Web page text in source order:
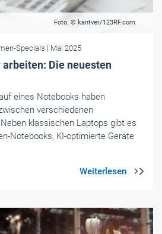
Foto: © kantver/123RF.com
Specials | Mai 2025
Die neuesten
eines Notebooks haben
verschiedenen
klassischen Laptops gibt es
Notebooks, KI-optimierte Geräte